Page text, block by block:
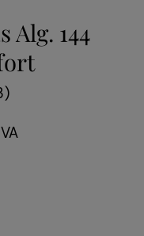
Alg. 144